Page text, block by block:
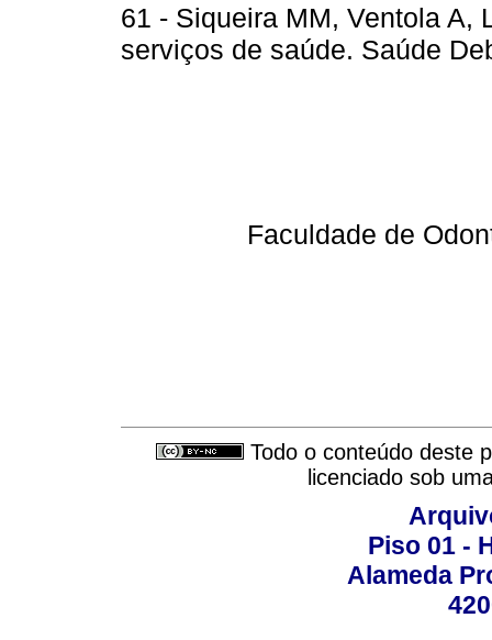
61 - Siqueira MM, Ventola A,
serviços de saúde. Saúde
Faculdade de
Todo o conteúdo deste
licenciado sob
Piso 01 -
Alameda